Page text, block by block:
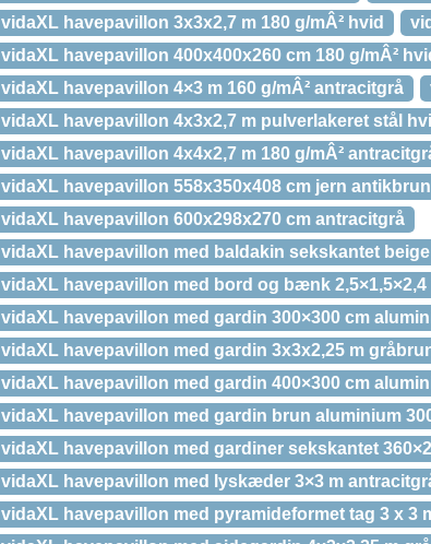
vidaXL havepavillon 3x3x2,7 m 180 g/mÂ² hvid
vidaXL havepavillon 400x400x260 cm 180 g/mÂ²
vidaXL havepavillon 4×3 m 160 g/mÂ² antracitgrå
vidaXL havepavillon 4x3x2,7 m pulverlakeret stål
vidaXL havepavillon 4x4x2,7 m 180 g/mÂ²
vidaXL havepavillon 558x350x408 cm jern antikbrun
vidaXL havepavillon 600x298x270 cm antracitgrå
vidaXL havepavillon med baldakin sekskantet beige
vidaXL havepavillon med bord og bænk 2,5×1,5×2,4
vidaXL havepavillon med gardin 300×300 cm
vidaXL havepavillon med gardin 3x3x2,25 m
vidaXL havepavillon med gardin 400×300 cm
vidaXL havepavillon med gardin brun aluminium
vidaXL havepavillon med gardiner sekskantet
vidaXL havepavillon med lyskæder 3×3 m
vidaXL havepavillon med pyramideformet tag 3 x 3